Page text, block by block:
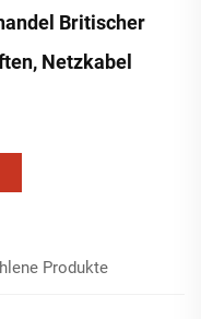
Britischer
Netzkabel
Produkte